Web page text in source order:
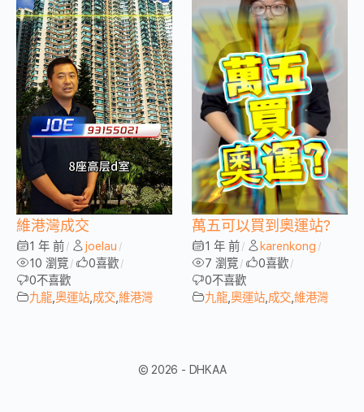
維港灣成交
1 年 前 / joelau /
10 瀏覽 / 0喜歡 /
0不喜歡
九龍 奧運站 成交 維港灣
萬五可以買到奧運站?
1 年 前 / karenkong /
7 瀏覽 / 0喜歡 /
0不喜歡
九龍 奧運站 成交 維港灣
© 2026 - DHKAA